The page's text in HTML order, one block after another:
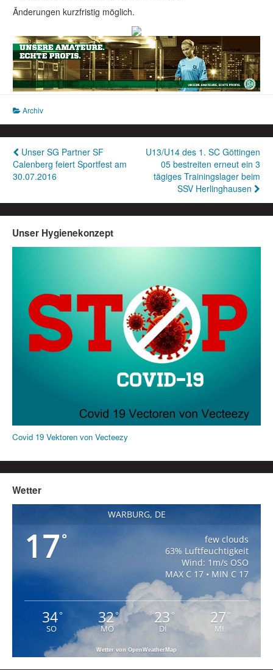
Ãnderungen kurzfristig möglich.
Archiv
Beitragsnavigation
Unser SG Partner SF
Calenberg feiert Sportfest am
30.07.2016
U13/U14 des 1. SC Göttingen
05 bestreiten erneut ein 3
tägiges Trainingslager beim
SSV Herlinghausen
Unser Hygienekonzept
Covid 19 Vektoren von Vecteezy
Wetter
WARBURG, DE
17°
few clouds
63% Luftfeuchtigkeit
Wind: 1m/s OSO
MAX C 17 • MIN C 17
34°
SO
32°
MO
23°
DI
27 °
MI
Wetter von OpenWeatherMap